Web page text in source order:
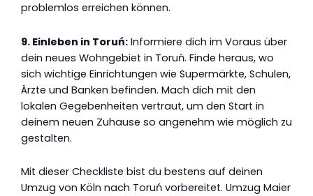
problemlos erreichen können.
9. Einleben in Toruń: Informiere dich im Voraus über
dein neues Wohngebiet in Toruń. Finde heraus, wo
sich wichtige Einrichtungen wie Supermärkte, Schulen,
Ärzte und Banken befinden. Mach dich mit den
lokalen Gegebenheiten vertraut, um den Start in
deinem neuen Zuhause so angenehm wie möglich zu
gestalten.
Mit dieser Checkliste bist du bestens auf deinen
Umzug von Köln nach Toruń vorbereitet. Umzug Maier